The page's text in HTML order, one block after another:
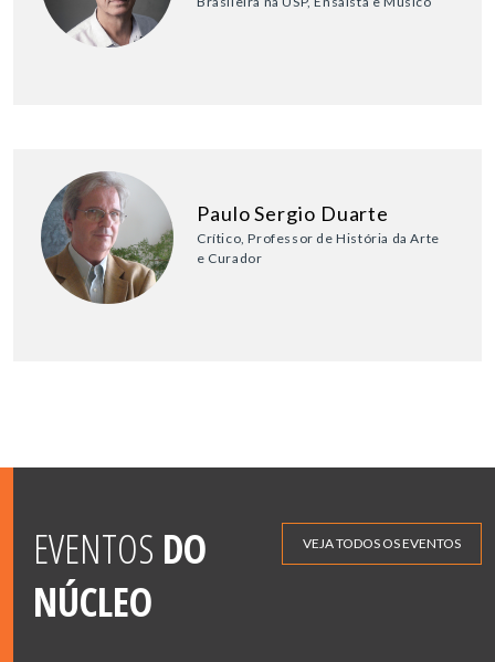
Paulo Sergio Duarte
Crítico, Professor de História da Arte
e Curador
EVENTOS DO
NÚCLEO
VEJA TODOS OS EVENTOS